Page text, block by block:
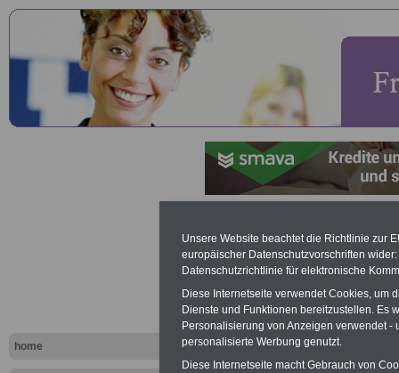
home
Referenz:
acht
eBooks,
Unsere Website beachtet die Richtlinie zur
europäischer Datenschutzvorschriften
Datenschutzrichtlinie für elektronische
Diese Internetseite verwendet Cookies, um
Dienste und Funktionen bereitzustellen. Es
Personalisierung von Anzeigen verwendet
personalisierte Werbung genutzt.
Diese Internetseite macht Gebrauch von